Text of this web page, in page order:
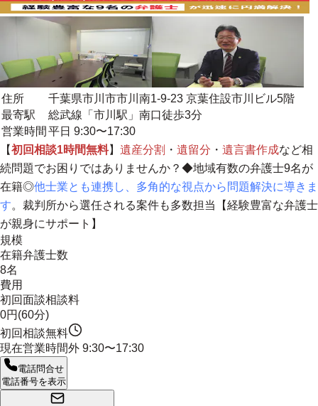
住所
千葉県市川市市川南1-9-23 京葉住設市川ビル5階
最寄駅
総武線「市川駅」南口徒歩3分
営業時間 平日 9:30〜17:30
【初回相談1時間無料】 遺産分割 ・ 遺留分 ・ 遺言書作成など相
続問題でお困りではありませんか？◆地域有数の弁護士9名が
在籍◎他士業とも連携し、多角的な視点から問題解決に導きま
す。裁判所から選任される案件も多数担当【経験豊富な弁護士
が親身にサポート 】
規模
在籍弁護士数
8名
費用
初回面談相談料
0円(60分)
初回相談無料
現在営業時間外 9:30〜17:30
電話問合せ
電話番号を表示